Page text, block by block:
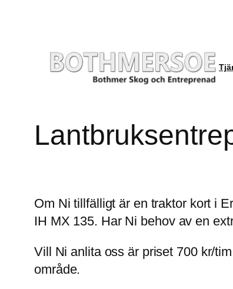
Om Ni tillfälligt är en traktor kort i
IH MX 135. Har Ni behov av en
Vill Ni anlita oss är priset 700 kr/
område.